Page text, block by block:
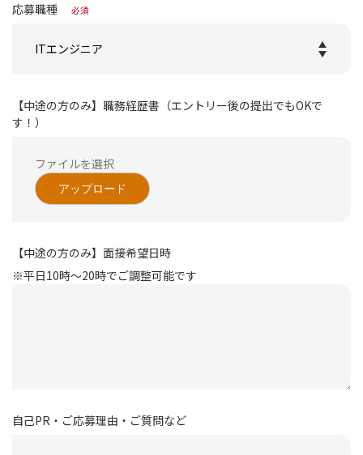
応募職種 必須
【中途の方のみ】職務経歴書（エントリー後の提出でもOKで
す！）
アップロード
【中途の方のみ】面接希望日時
※平日10時～20時でご調整可能です
自己PR・ご応募理由・ご質問など